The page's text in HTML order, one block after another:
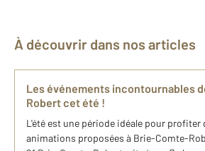
À découvrir dans nos articles
Les événements incontournables
Robert cet été !
L'été est une période idéale pour profiter
animations proposées à Brie-Comte-